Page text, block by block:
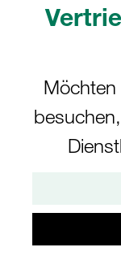
tatsächlichen Produkt